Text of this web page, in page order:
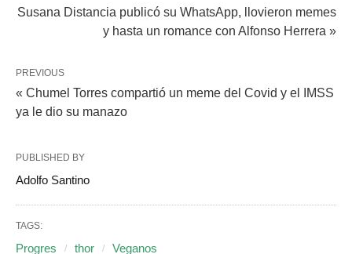
Susana Distancia publicó su WhatsApp, llovieron memes
y hasta un romance con Alfonso Herrera »
PREVIOUS
« Chumel Torres compartió un meme del Covid y el IMSS
ya le dio su manazo
PUBLISHED BY
Adolfo Santino
TAGS:
Progres thor Veganos